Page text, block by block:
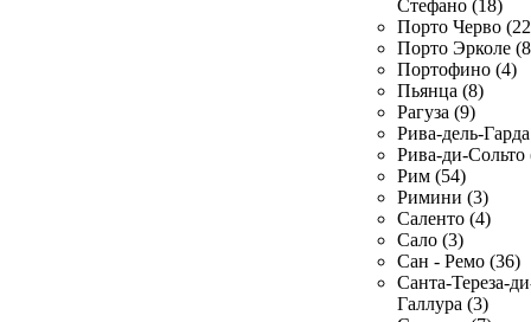
Стефано (18)
Порто Черво
Порто Эрколе
Портофино (4)
Пьянца (8)
Рагуза (9)
Рива-дель-
Рива-ди-Сольто
Рим (54)
Римини (3)
Саленто (4)
Сало (3)
Сан - Ремо (36)
Санта-Тереза-
Галлура (3)